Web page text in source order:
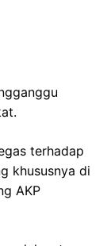
terhadap
khususnya di
AKP